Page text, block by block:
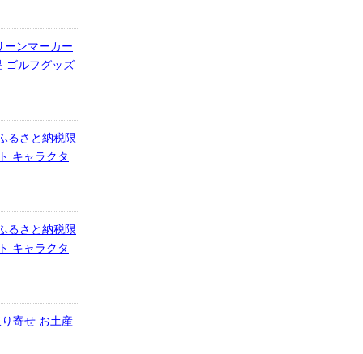
ーンマーカー
ゴルフグッズ
るさと納税限
キャラクタ
るさと納税限
キャラクタ
寄せ お土産